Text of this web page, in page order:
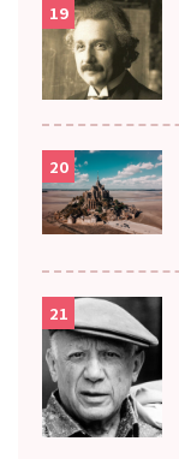
19
20
21